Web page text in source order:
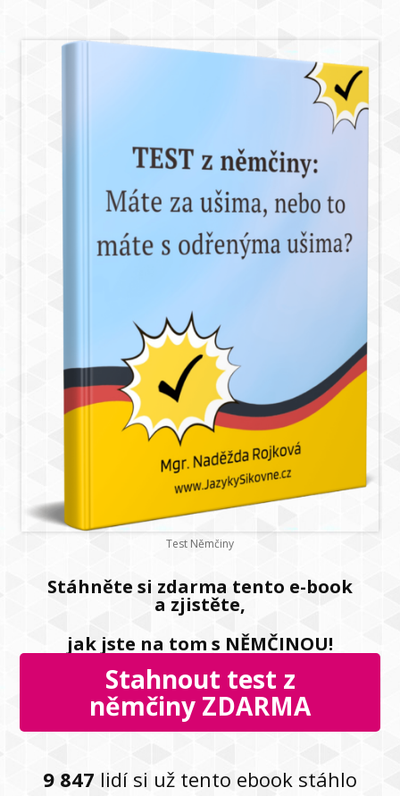
Test Němčiny
Stáhněte si zdarma tento e-book
a zjistěte,
jak jste na tom s NĚMČINOU!
Stahnout test z
němčiny ZDARMA
9 847 lidí si už tento ebook stáhlo